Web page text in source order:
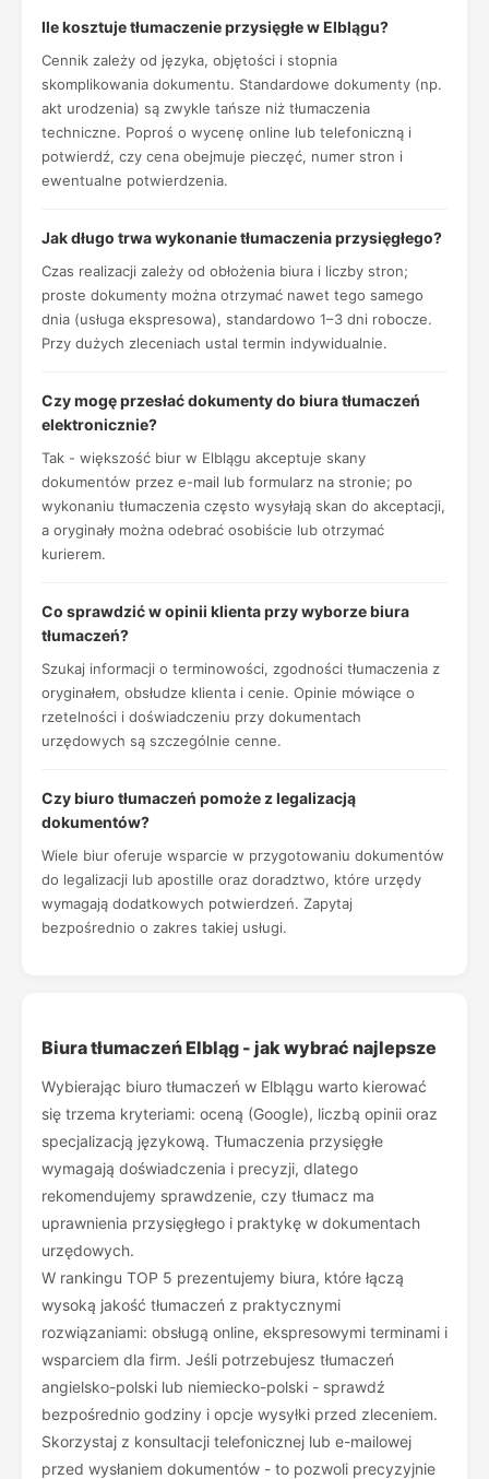
Ile kosztuje tłumaczenie przysięgłe w Elblągu?
Cennik zależy od języka, objętości i stopnia
skomplikowania dokumentu. Standardowe dokumenty (np.
akt urodzenia) są zwykle tańsze niż tłumaczenia
techniczne. Poproś o wycenę online lub telefoniczną i
potwierdź, czy cena obejmuje pieczęć, numer stron i
ewentualne potwierdzenia.
Jak długo trwa wykonanie tłumaczenia przysięgłego?
Czas realizacji zależy od obłożenia biura i liczby stron;
proste dokumenty można otrzymać nawet tego samego
dnia (usługa ekspresowa), standardowo 1–3 dni robocze.
Przy dużych zleceniach ustal termin indywidualnie.
Czy mogę przesłać dokumenty do biura tłumaczeń
elektronicznie?
Tak - większość biur w Elblągu akceptuje skany
dokumentów przez e-mail lub formularz na stronie; po
wykonaniu tłumaczenia często wysyłają skan do akceptacji,
a oryginały można odebrać osobiście lub otrzymać
kurierem.
Co sprawdzić w opinii klienta przy wyborze biura
tłumaczeń?
Szukaj informacji o terminowości, zgodności tłumaczenia z
oryginałem, obsłudze klienta i cenie. Opinie mówiące o
rzetelności i doświadczeniu przy dokumentach
urzędowych są szczególnie cenne.
Czy biuro tłumaczeń pomoże z legalizacją
dokumentów?
Wiele biur oferuje wsparcie w przygotowaniu dokumentów
do legalizacji lub apostille oraz doradztwo, które urzędy
wymagają dodatkowych potwierdzeń. Zapytaj
bezpośrednio o zakres takiej usługi.
Biura tłumaczeń Elbląg - jak wybrać najlepsze
Wybierając biuro tłumaczeń w Elblągu warto kierować
się trzema kryteriami: oceną (Google), liczbą opinii oraz
specjalizacją językową. Tłumaczenia przysięgłe
wymagają doświadczenia i precyzji, dlatego
rekomendujemy sprawdzenie, czy tłumacz ma
uprawnienia przysięgłego i praktykę w dokumentach
urzędowych.
W rankingu TOP 5 prezentujemy biura, które łączą
wysoką jakość tłumaczeń z praktycznymi
rozwiązaniami: obsługą online, ekspresowymi terminami i
wsparciem dla firm. Jeśli potrzebujesz tłumaczeń
angielsko-polski lub niemiecko-polski - sprawdź
bezpośrednio godziny i opcje wysyłki przed zleceniem.
Skorzystaj z konsultacji telefonicznej lub e-mailowej
przed wysłaniem dokumentów - to pozwoli precyzyjnie